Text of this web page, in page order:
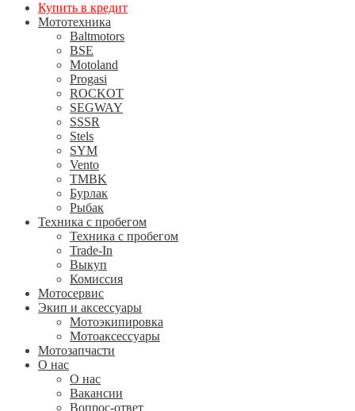
Купить в кредит
Мототехника
Baltmotors
BSE
Motoland
Progasi
ROCKOT
SEGWAY
SSSR
Stels
SYM
Vento
TMBK
Бурлак
Рыбак
Техника с пробегом
Техника с пробегом
Trade-In
Выкуп
Комиссия
Мотосервис
Экип и аксессуары
Мотоэкипировка
Мотоаксессуары
Мотозапчасти
О нас
О нас
Вакансии
Вопрос-ответ